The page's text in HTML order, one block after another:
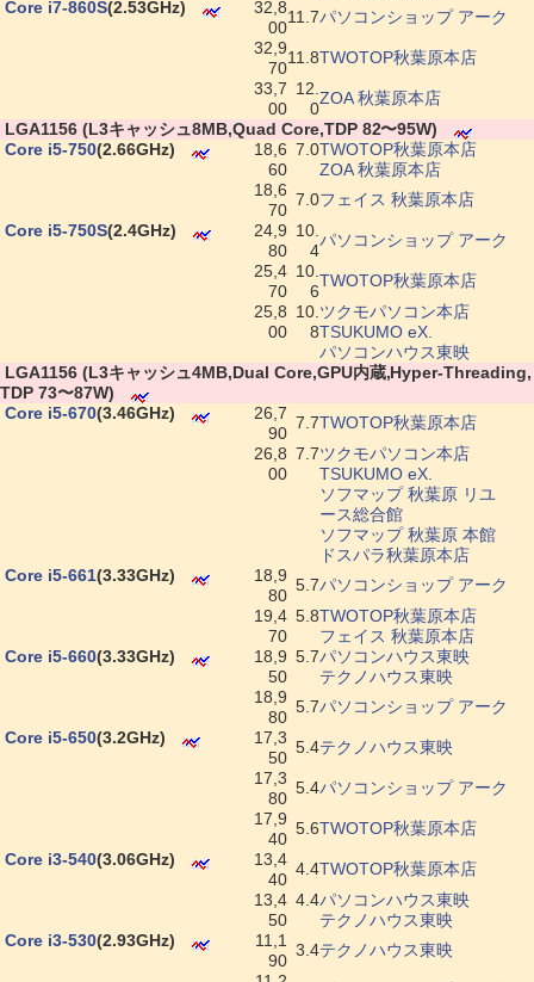
Core i7-860S(2.53GHz)
32,8
00
11.7パソコンショップ アーク
32,9
70
11.8TWOTOP秋葉原本店
33,7
00
12.
0
ZOA 秋葉原本店
LGA1156 (L3キャッシュ8MB,Quad Core,TDP 82〜95W)
Core i5-750(2.66GHz)
18,6
60
7.0TWOTOP秋葉原本店
ZOA 秋葉原本店
18,6
70
7.0フェイス 秋葉原本店
Core i5-750S(2.4GHz)
24,9
80
10.
4
パソコンショップ アーク
25,4
70
10.
6
TWOTOP秋葉原本店
25,8
00
10.
8
ツクモパソコン本店
TSUKUMO eX.
パソコンハウス東映
LGA1156 (L3キャッシュ4MB,Dual Core,GPU内蔵,Hyper-Threading,
TDP 73〜87W)
Core i5-670(3.46GHz)
26,7
90
7.7TWOTOP秋葉原本店
26,8
00
7.7ツクモパソコン本店
TSUKUMO eX.
ソフマップ 秋葉原 リユ
ース総合館
ソフマップ 秋葉原 本館
ドスパラ秋葉原本店
Core i5-661(3.33GHz)
18,9
80
5.7パソコンショップ アーク
19,4
70
5.8TWOTOP秋葉原本店
フェイス 秋葉原本店
Core i5-660(3.33GHz)
18,9
50
5.7パソコンハウス東映
テクノハウス東映
18,9
80
5.7パソコンショップ アーク
Core i5-650(3.2GHz)
17,3
50
5.4テクノハウス東映
17,3
80
5.4パソコンショップ アーク
17,9
40
5.6TWOTOP秋葉原本店
Core i3-540(3.06GHz)
13,4
40
4.4TWOTOP秋葉原本店
13,4
50
4.4パソコンハウス東映
テクノハウス東映
Core i3-530(2.93GHz)
11,1
90
3.4テクノハウス東映